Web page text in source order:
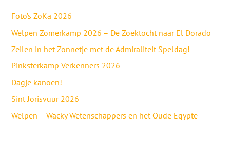
Foto’s ZoKa 2026
Welpen Zomerkamp 2026 – De Zoektocht naar El Dorado
Zeilen in het Zonnetje met de Admiraliteit Speldag!
Pinksterkamp Verkenners 2026
Dagje kanoën!
Sint Jorisvuur 2026
Welpen – Wacky Wetenschappers en het Oude Egypte